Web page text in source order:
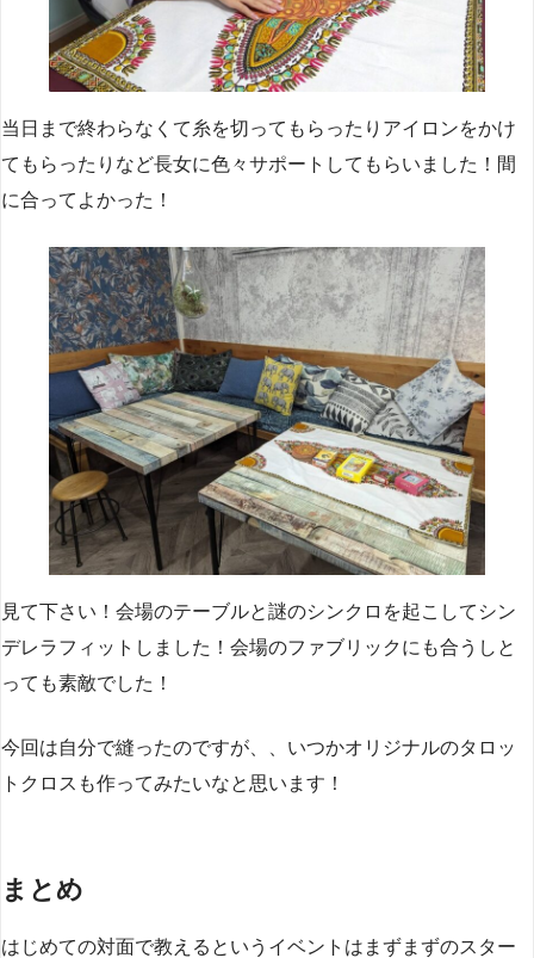
当日まで終わらなくて糸を切ってもらったりアイロンをかけ
てもらったりなど長女に色々サポートしてもらいました！間
に合ってよかった！
見て下さい！会場のテーブルと謎のシンクロを起こしてシン
デレラフィットしました！会場のファブリックにも合うしと
っても素敵でした！
今回は自分で縫ったのですが、、いつかオリジナルのタロッ
トクロスも作ってみたいなと思います！
まとめ
はじめての対面で教えるというイベントはまずまずのスター